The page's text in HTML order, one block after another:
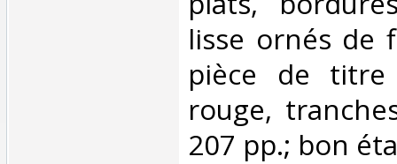
lisse ornés de
pièce de
rouge,
207 pp.; bon